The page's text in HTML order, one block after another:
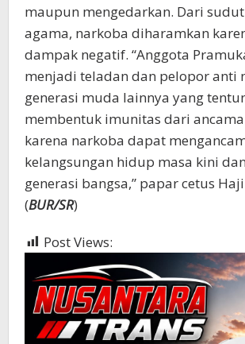
maupun mengedarkan. Dari
agama, narkoba diharamkan
dampak negatif. “Anggota
menjadi teladan dan pelopor anti
generasi muda lainnya yang
membentuk imunitas dari
karena narkoba dapat
kelangsungan hidup masa kini
generasi bangsa,” papar cetus
(BUR/SR)
Post Views: